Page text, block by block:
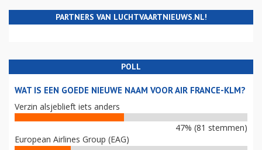
PARTNERS VAN LUCHTVAARTNIEUWS.NL!
POLL
WAT IS EEN GOEDE NIEUWE NAAM VOOR AIR FRANCE-KLM?
Verzin alsjeblieft iets anders
47% (81 stemmen)
European Airlines Group (EAG)